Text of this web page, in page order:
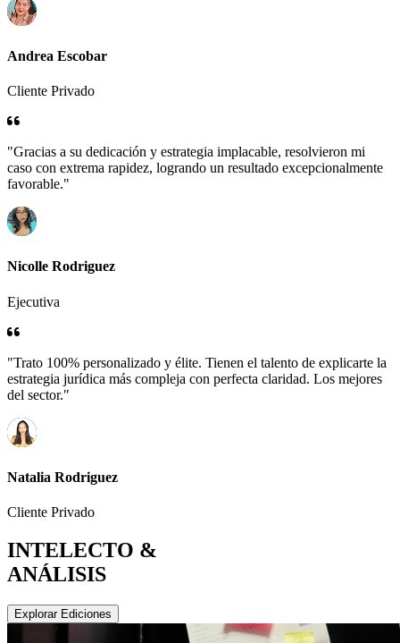
Andrea Escobar
Cliente Privado
"Gracias a su dedicación y estrategia implacable, resolvieron mi
caso con extrema rapidez, logrando un resultado excepcionalmente
favorable."
Nicolle Rodriguez
Ejecutiva
"Trato 100% personalizado y élite. Tienen el talento de explicarte la
estrategia jurídica más compleja con perfecta claridad. Los mejores
del sector."
Natalia Rodriguez
Cliente Privado
INTELECTO &
ANÁLISIS
Explorar Ediciones